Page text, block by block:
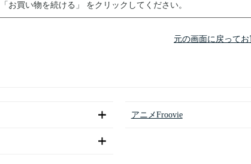
お買い物を続ける」 をクリックしてください。
元の画面に戻って
アニメFroovie